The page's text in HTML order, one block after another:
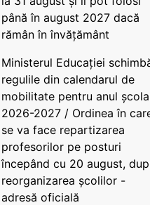
până în august 2027 dacă
rămân în învățământ
Ministerul Educației
regulile din calendarul de
mobilitate pentru anul
2026-2027 / Ordinea în
se va face repartizarea
profesorilor pe posturi
începând cu 20 august,
reorganizarea școlilor -
adresă oficială